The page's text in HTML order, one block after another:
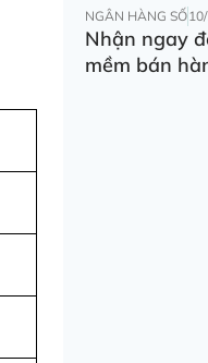
NGÂN HÀNG SỐ
Nhận ngay
mềm bán